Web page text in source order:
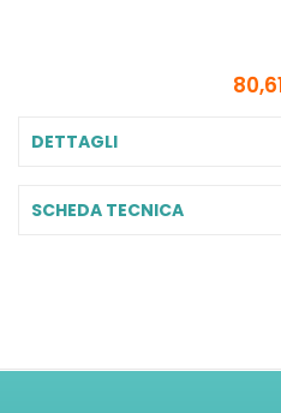
DETTAGLI
SCHEDA TECNICA